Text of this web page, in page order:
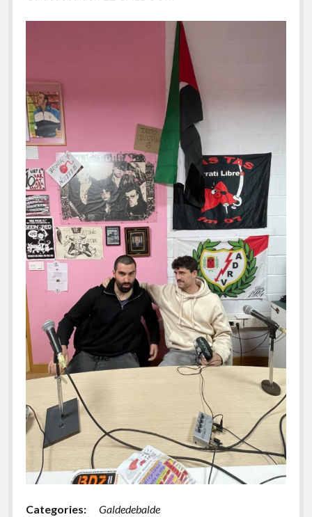
Categories: Galdedebalde